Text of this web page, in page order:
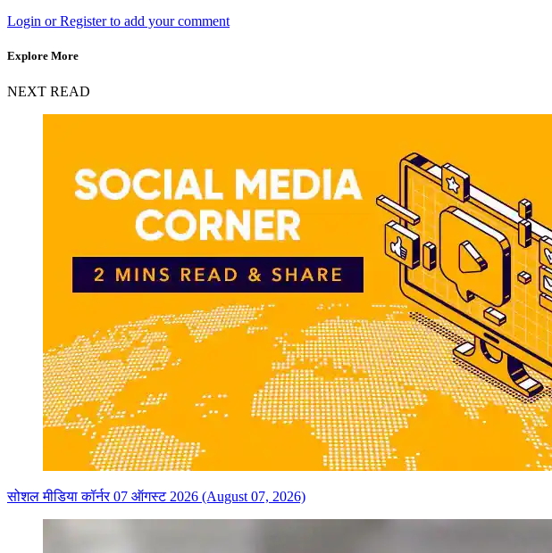
Login or Register to add your comment
Explore More
NEXT READ
सोशल मीडिया कॉर्नर 07 ऑगस्ट 2026 (August 07, 2026)